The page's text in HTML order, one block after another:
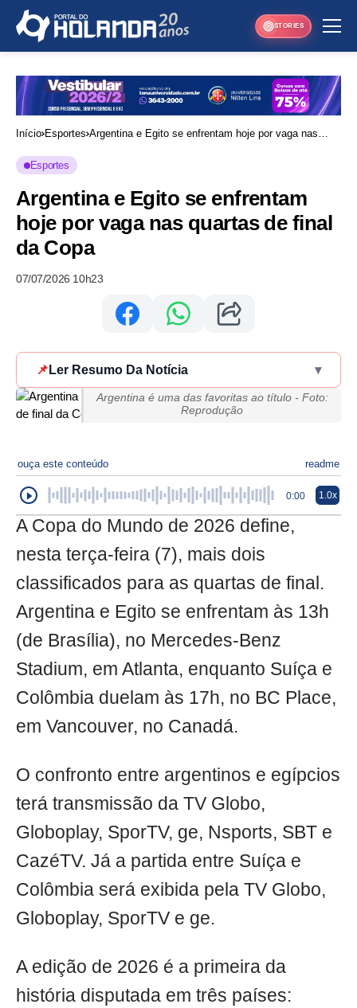
STORIES
Início Esportes Argentina e Egito se enfrentam hoje por vaga nas
Esportes
Argentina e Egito se enfrentam
hoje por vaga nas quartas de final
da Copa
07/07/2026 10h23
📌 Ler Resumo Da Notícia ▾
Argentina é uma das favoritas ao título - Foto:
Reprodução
ouça este conteúdo readme
0:00 1.0x
A Copa do Mundo de 2026 define,
nesta terça-feira (7), mais dois
classificados para as quartas de final.
Argentina e Egito se enfrentam às 13h
(de Brasília), no Mercedes-Benz
Stadium, em Atlanta, enquanto Suíça e
Colômbia duelam às 17h, no BC Place,
em Vancouver, no Canadá.
O confronto entre argentinos e egípcios
terá transmissão da TV Globo,
Globoplay, SporTV, ge, Nsports, SBT e
CazéTV. Já a partida entre Suíça e
Colômbia será exibida pela TV Globo,
Globoplay, SporTV e ge.
A edição de 2026 é a primeira da
história disputada em três países: